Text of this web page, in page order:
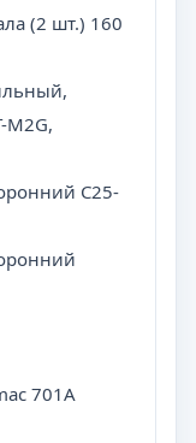
(2 шт.) 160
M2G,
С25-
701A